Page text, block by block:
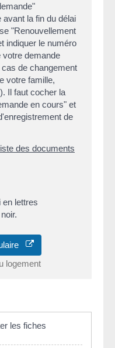
la fin du délai
"Renouvellement
indiquer le numéro
votre demande
de changement
votre famille,
Il faut cocher la
en cours" et
de
des documents
en lettres
logement
les fiches